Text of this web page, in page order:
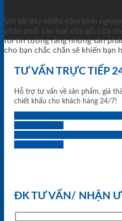
Với bề dày nhiều năm kinh
phân phối các loại cửa gỗ, cửa
tôi tin tưởng rằng những sản
cho bạn chắc chắn sẽ khiến bạn
TƯ VẤN TRỰC TIẾP
Hỗ trợ tư vấn về sản phẩm, giá
chiết khấu cho khách hàng 24/7!
ĐK TƯ VẤN/ NHẬN